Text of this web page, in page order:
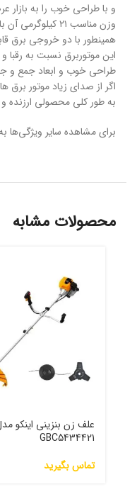
و با طراحی خوب را به بازار
وزن مناسب ۲۱ کیلوگرمی آن باعث می شود به راحتی و به تنهایی و حتی با یک دست آن را حمل کرده و برای حمل آن دردسر و خستگی زیادی لازم نیست.
همینطور با دو خروجی برق
این موتوربرق نسبت به
طراحی خوب و ابعاد جمع و
اگر از صدای زیاد موتور
به طور کلی محصولی ارزنده
برای مشاهده سایر ویژگی‌ها
محصولات مشابه
علف زن بنزینی اینکو
GBC5434421
تماس بگیرید